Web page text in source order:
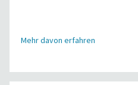
Mehr davon erfahren